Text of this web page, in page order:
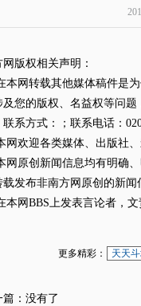
网版权相关声明：
网转载其他媒体稿件是
及您的版权、名益权等问
联系方式：；联系电话：
欢迎各类媒体、出版社、
原创新闻信息均有明确、
载发布非南方网原创的新
网BBS上发表言论者，文
更多精彩： 天天
篇：没有了